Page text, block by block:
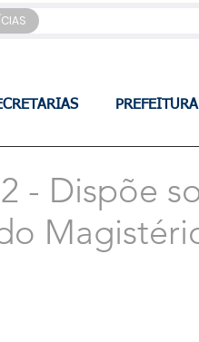
PREFEITURA
- Dispõe